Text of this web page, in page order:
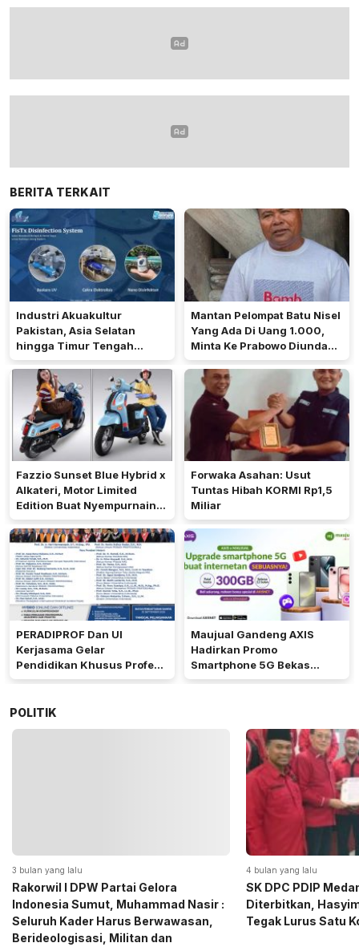
BERITA TERKAIT
Industri Akuakultur
Pakistan, Asia Selatan
hingga Timur Tengah
Bersiap Terapkan Solusi
Terlengkap dari Indonesia
Mantan Pelompat Batu Nisel
Yang Ada Di Uang 1.000,
Minta Ke Prabowo Diundang
Pada 17 Agustus Di Istana
Fazzio Sunset Blue Hybrid x
Alkateri, Motor Limited
Edition Buat Nyempurnain
Look Retro-Future Lo
Forwaka Asahan: Usut
Tuntas Hibah KORMI Rp1,5
Miliar
PERADIPROF Dan UI
Kerjasama Gelar
Pendidikan Khusus Profesi
Advokat
Maujual Gandeng AXIS
Hadirkan Promo
Smartphone 5G Bekas
dengan Bonus Kuota
POLITIK
4 bulan yang lalu
SK DPC PDIP Medan Resmi
Diterbitkan, Hasyim SE: Solid dan
Tegak Lurus Satu Komando
5 bulan yang lalu
Momen Haru
Gerindra Sumut
Sembako kepada